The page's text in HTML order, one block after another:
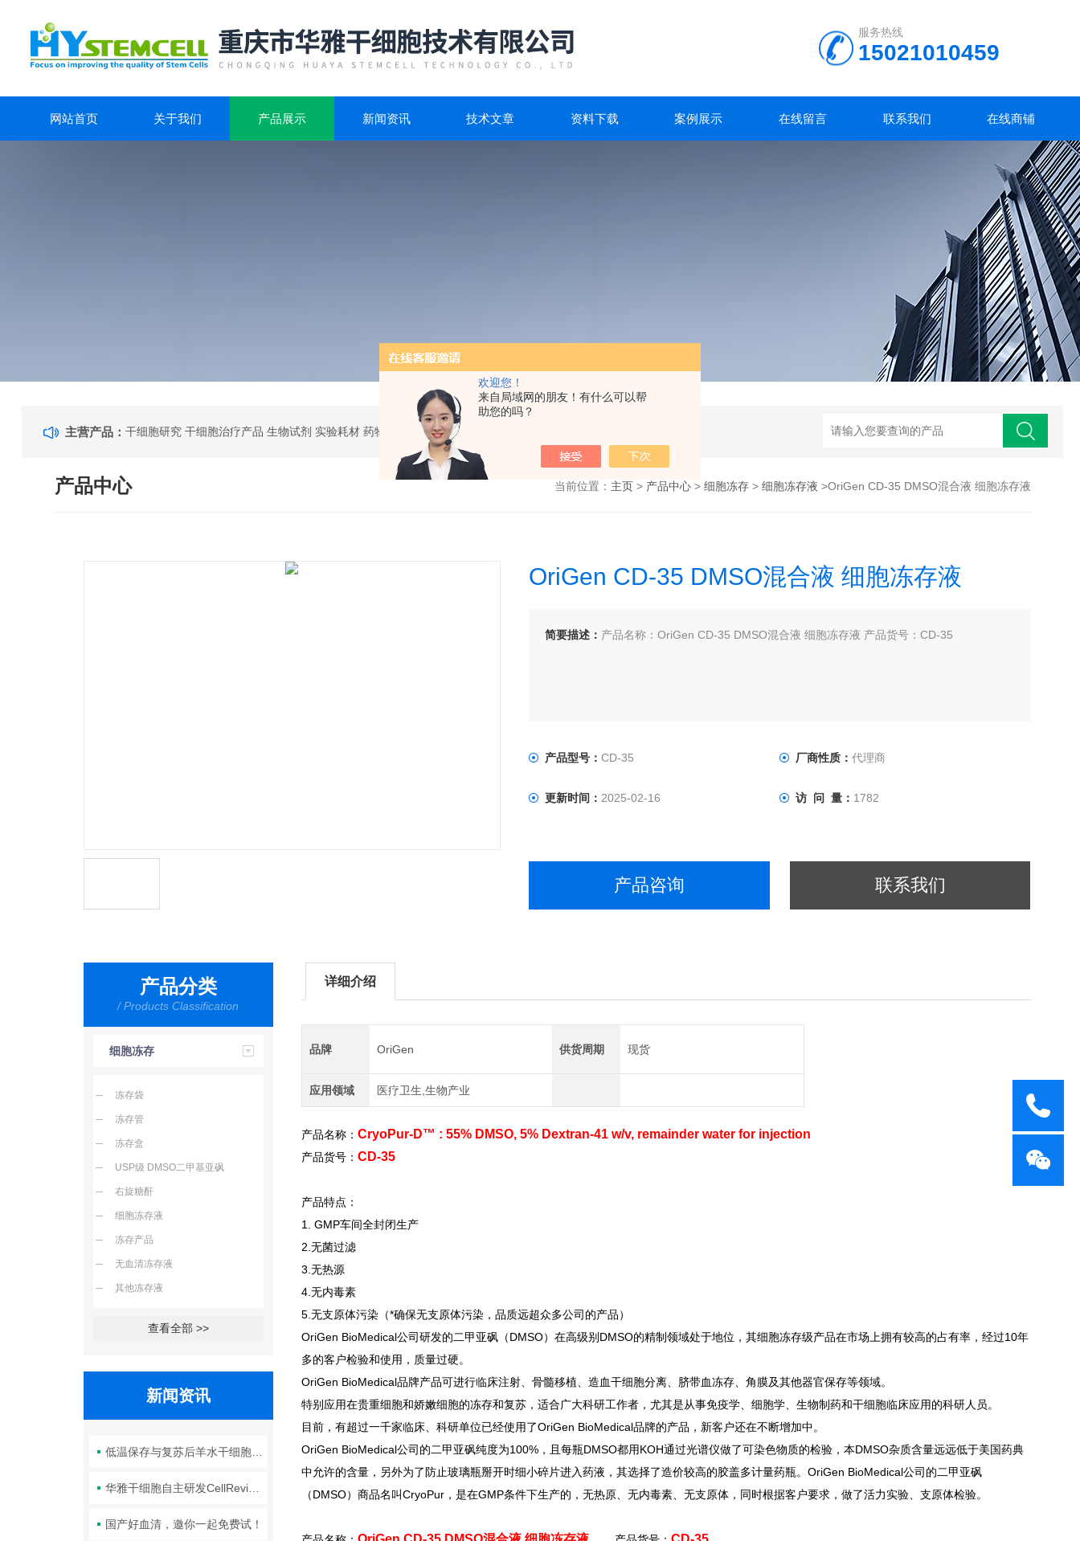
欢迎您！
来自局域网的朋友！有什么可以帮
助您的吗？
服务热线
15021010459
网站首页 关于我们 产品展示 新闻资讯 技术文章 资料下载 案例展示 在线留言 联系我们 在线商铺
主营产品：干细胞研究 干细胞治疗产品 生物试剂 实验耗材 药物研发
产品中心 当前位置： 主页> 产品中心> 细胞冻存> 细胞冻存液 >OriGen CD-35 DMSO混合液 细胞冻存液
OriGen CD-35 DMSO混合液 细胞冻存液
简要描述： 产品名称：OriGen CD-35 DMSO混合液 细胞冻存液 产品货号：CD-35
产品型号： CD-35 厂商性质：代理商
更新时间： 2025-02-16 访 问 量： 1782
产品咨询 联系我们
产品分类
/ Products Classification
细胞冻存
冻存袋
冻存管
冻存盒
USP级 DMSO二甲基亚砜
右旋糖酐
细胞冻存液
冻存产品
无血清冻存液
其他冻存液
查看全部 >>
新闻资讯
国产好血清，邀你一起免费试！
详细介绍
品牌 OriGen 供货周期 现货
应用领域 医疗卫生,生物产业
产品名称：CryoPur-D™ : 55% DMSO, 5% Dextran-41 w/v, remainder water for injection
产品货号：CD-35
产品特点：
1. GMP车间全封闭生产
2.无菌过滤
3.无热源
4.无内毒素
5.无支原体污染（*确保无支原体污染，品质远超众多公司的产品）
OriGen BioMedical公司研发的二甲亚砜（DMSO）在高级别DMSO的精制领域处于地位，其细胞冻存级产品在市场上拥有较高的占有率，经过10年
多的客户检验和使用，质量过硬。
OriGen BioMedical品牌产品可进行临床注射、骨髓移植、造血干细胞分离、脐带血冻存、角膜及其他器官保存等领域。
特别应用在贵重细胞和娇嫩细胞的冻存和复苏，适合广大科研工作者，尤其是从事免疫学、细胞学、生物制药和干细胞临床应用的科研人员。
目前，有超过一千家临床、科研单位已经使用了OriGen BioMedical品牌的产品，新客户还在不断增加中。
OriGen BioMedical公司的二甲亚砜纯度为100%，且每瓶DMSO都用KOH通过光谱仪做了可染色物质的检验，本DMSO杂质含量远远低于美国药典
中允许的含量，另外为了防止玻璃瓶掰开时细小碎片进入药液，其选择了造价较高的胶盖多计量药瓶。OriGen BioMedical公司的二甲亚砜
（DMSO）商品名叫CryoPur，是在GMP条件下生产的，无热原、无内毒素、无支原体，同时根据客户要求，做了活力实验、支原体检验。